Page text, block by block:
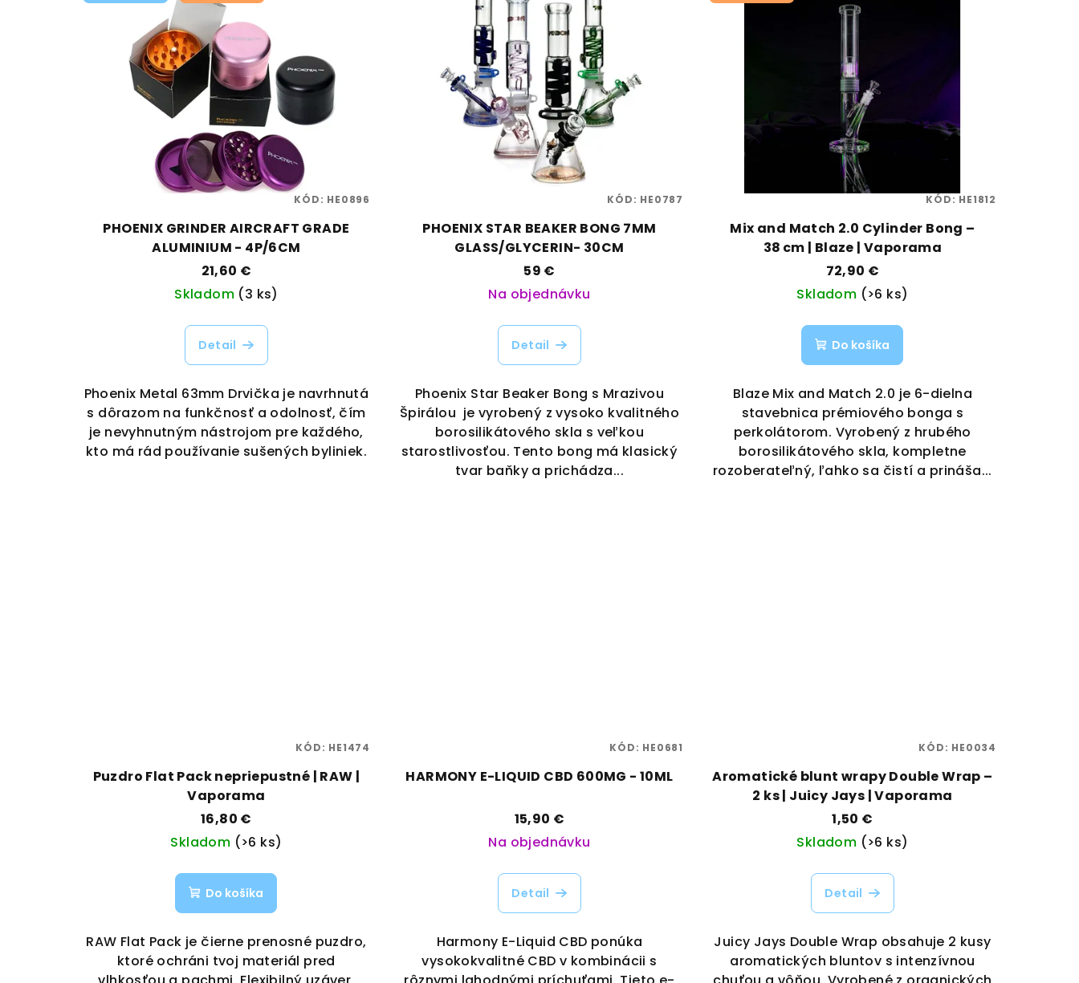
PHOENIX GRINDER AIRCRAFT GRADE
ALUMINIUM - 4P/6CM
21,60 €
Skladom (3 ks)
Detail
Phoenix Metal 63mm Drvička je navrhnutá
s dôrazom na funkčnosť a odolnosť, čím
je nevyhnutným nástrojom pre každého,
kto má rád používanie sušených byliniek.
KÓD: HE0896
PHOENIX STAR BEAKER BONG 7MM
GLASS/GLYCERIN- 30CM
59 €
Na objednávku
Detail
Phoenix Star Beaker Bong s Mrazivou
Špirálou je vyrobený z vysoko kvalitného
borosilikátového skla s veľkou
starostlivosťou. Tento bong má klasický
tvar baňky a prichádza...
KÓD: HE0787
Mix and Match 2.0 Cylinder Bong –
38 cm | Blaze | Vaporama
72,90 €
Skladom (>6 ks)
Do košíka
Blaze Mix and Match 2.0 je 6-dielna
stavebnica prémiového bonga s
perkolátorom. Vyrobený z hrubého
borosilikátového skla, kompletne
rozoberateľný, ľahko sa čistí a prináša...
KÓD: HE1812
Puzdro Flat Pack nepriepustné | RAW |
Vaporama
16,80 €
Skladom (>6 ks)
Do košíka
RAW Flat Pack je čierne prenosné puzdro,
ktoré ochráni tvoj materiál pred
KÓD: HE1474
HARMONY E-LIQUID CBD 600MG - 10ML
15,90 €
Na objednávku
Detail
Harmony E-Liquid CBD ponúka
vysokokvalitné CBD v kombinácii s
KÓD: HE0681
Aromatické blunt wrapy Double Wrap –
2 ks | Juicy Jays | Vaporama
1,50 €
Skladom (>6 ks)
Detail
Juicy Jays Double Wrap obsahuje 2 kusy
aromatických bluntov s intenzívnou
KÓD: HE0034